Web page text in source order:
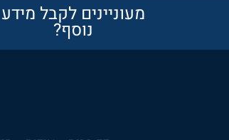
מעוניינים לקבל מידע
נוסף?